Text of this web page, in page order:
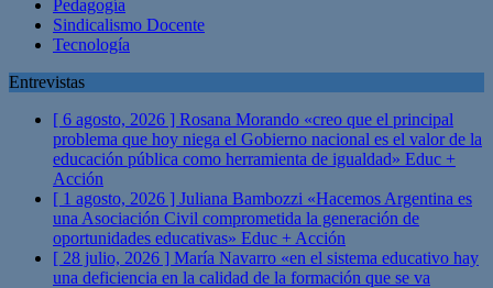
Pedagogía
Sindicalismo Docente
Tecnología
Entrevistas
[ 6 agosto, 2026 ] Rosana Morando «creo que el principal
problema que hoy niega el Gobierno nacional es el valor de la
educación pública como herramienta de igualdad» Educ +
Acción
[ 1 agosto, 2026 ] Juliana Bambozzi «Hacemos Argentina es
una Asociación Civil comprometida la generación de
oportunidades educativas» Educ + Acción
[ 28 julio, 2026 ] María Navarro «en el sistema educativo hay
una deficiencia en la calidad de la formación que se va